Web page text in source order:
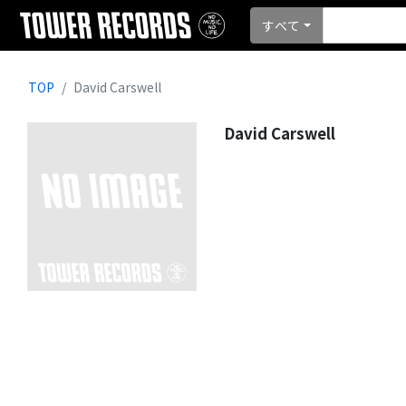
すべて
TOP David Carswell
David Carswell